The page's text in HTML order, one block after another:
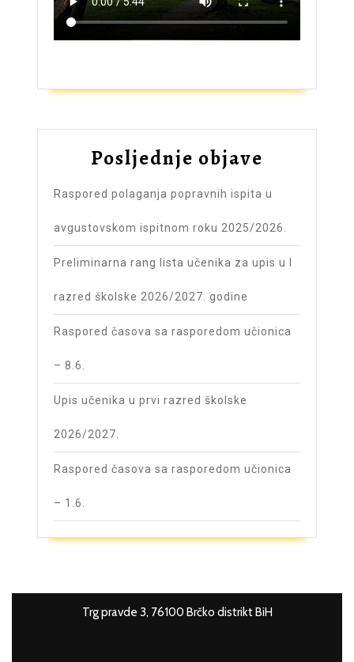
Posljednje objave
Raspored polaganja popravnih ispita u
avgustovskom ispitnom roku 2025/2026.
Preliminarna rang lista učenika za upis u I
razred školske 2026/2027. godine
Raspored časova sa rasporedom učionica
– 8.6.
Upis učenika u prvi razred školske
2026/2027.
Raspored časova sa rasporedom učionica
– 1.6.
Trg pravde 3, 76100 Brčko distrikt BiH